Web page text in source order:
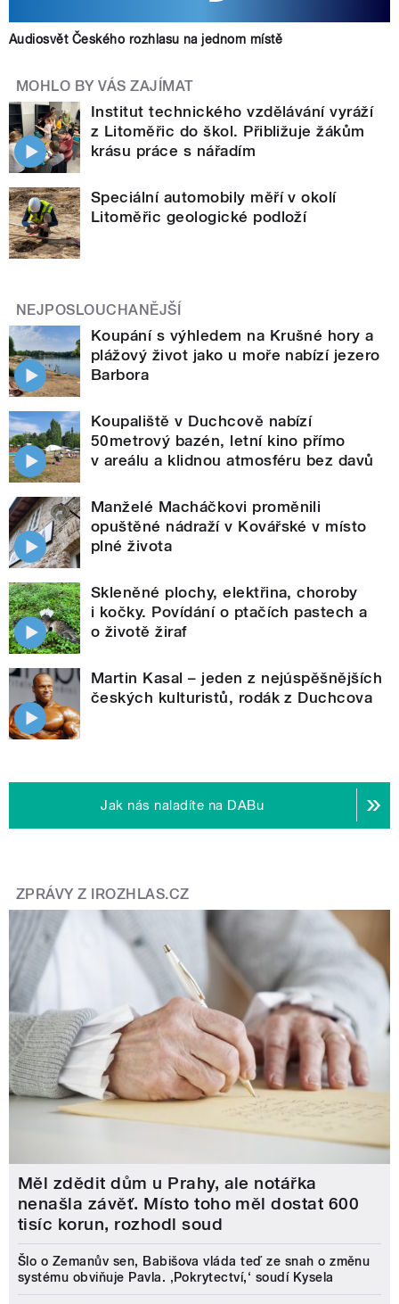
Audiosvět Českého rozhlasu na jednom místě
MOHLO BY VÁS ZAJÍMAT
Institut technického vzdělávání vyráží
z Litoměřic do škol. Přibližuje žákům
krásu práce s nářadím
Speciální automobily měří v okolí
Litoměřic geologické podloží
NEJPOSLOUCHANĚJŠÍ
Koupání s výhledem na Krušné hory a
plážový život jako u moře nabízí jezero
Barbora
Koupaliště v Duchcově nabízí
50metrový bazén, letní kino přímo
v areálu a klidnou atmosféru bez davů
Manželé Macháčkovi proměnili
opuštěné nádraží v Kovářské v místo
plné života
Skleněné plochy, elektřina, choroby
i kočky. Povídání o ptačích pastech a
o životě žiraf
Martin Kasal – jeden z nejúspěšnějších
českých kulturistů, rodák z Duchcova
Jak nás naladíte na DABu
ZPRÁVY Z IROZHLAS.CZ
Měl zdědit dům u Prahy, ale notářka
nenašla závěť. Místo toho měl dostat 600
tisíc korun, rozhodl soud
Šlo o Zemanův sen, Babišova vláda teď ze snah o změnu
systému obviňuje Pavla. ‚Pokrytectví,‘ soudí Kysela